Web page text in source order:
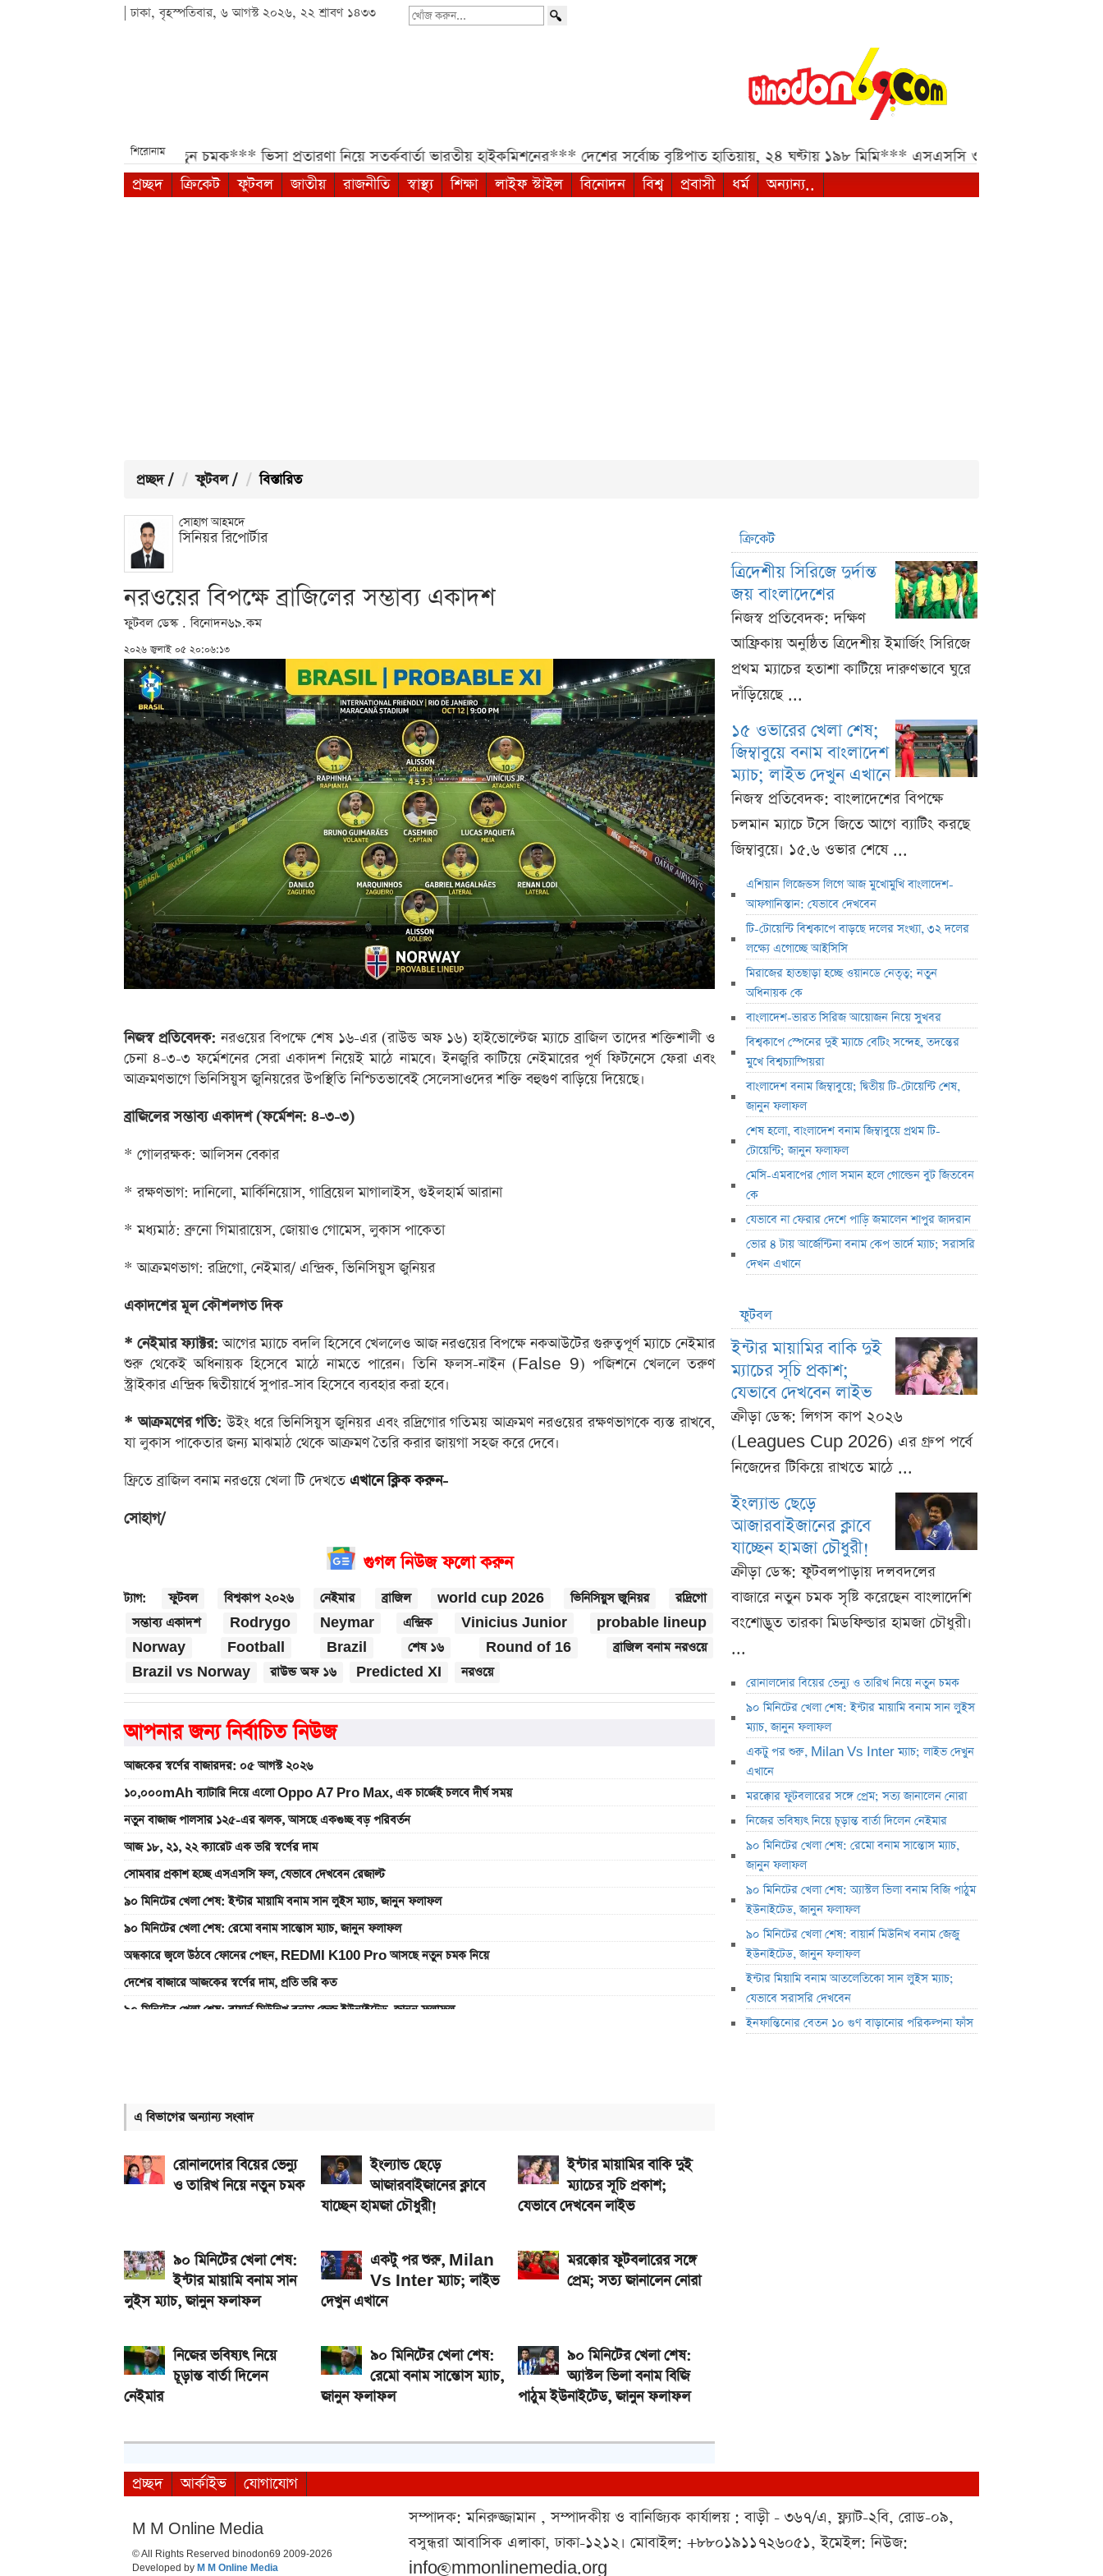
| ঢাকা, বৃহস্পতিবার, ৬ আগস্ট ২০২৬, ২২ শ্রাবণ ১৪৩৩
খোঁজ
শিরোনাম
ও তারিখ নিয়ে নতুন চমক*** ভিসা প্রতারণা নিয়ে সতর্কবার্তা ভারতীয় হাইকমিশনের*** দেশের সর্বোচ্চ বৃষ্টিপাত হাতিয়ায়, ২৪ ঘণ্টায় ১৯৮ মিমি*** এসএসসি ও সমমানের ফল কবে জানাল
প্রচ্ছদ
ক্রিকেট ফুটবল জাতীয় রাজনীতি স্বাস্থ্য শিক্ষা লাইফ স্টাইল বিনোদন বিশ্ব প্রবাসী ধর্ম অন্যান্য..
প্রচ্ছদ / ফুটবল / বিস্তারিত
সোহাগ আহমদে
সিনিয়র রিপোর্টার
নরওয়ের বিপক্ষে ব্রাজিলের সম্ভাব্য একাদশ
ফুটবল ডেস্ক . বিনোদন৬৯.কম
২০২৬ জুলাই ০৫ ২০:০৬:১৩
নিজস্ব প্রতিবেদক: নরওয়ের বিপক্ষে শেষ ১৬-এর (রাউন্ড অফ ১৬) হাইভোল্টেজ ম্যাচে ব্রাজিল তাদের শক্তিশালী ও
চেনা ৪-৩-৩ ফর্মেশনের সেরা একাদশ নিয়েই মাঠে নামবে। ইনজুরি কাটিয়ে নেইমারের পূর্ণ ফিটনেসে ফেরা এবং
আক্রমণভাগে ভিনিসিয়ুস জুনিয়রের উপস্থিতি নিশ্চিতভাবেই সেলেসাওদের শক্তি বহুগুণ বাড়িয়ে দিয়েছে।
ব্রাজিলের সম্ভাব্য একাদশ (ফর্মেশন: ৪-৩-৩)
* গোলরক্ষক: আলিসন বেকার
* রক্ষণভাগ: দানিলো, মার্কিনিয়োস, গাব্রিয়েল মাগালাইস, গুইলহার্ম আরানা
* মধ্যমাঠ: ব্রুনো গিমারায়েস, জোয়াও গোমেস, লুকাস পাকেতা
* আক্রমণভাগ: রদ্রিগো, নেইমার/ এন্দ্রিক, ভিনিসিয়ুস জুনিয়র
একাদশের মূল কৌশলগত দিক
* নেইমার ফ্যাক্টর: আগের ম্যাচে বদলি হিসেবে খেললেও আজ নরওয়ের বিপক্ষে নকআউটের গুরুত্বপূর্ণ ম্যাচে নেইমার
শুরু থেকেই অধিনায়ক হিসেবে মাঠে নামতে পারেন। তিনি ফলস-নাইন (False 9) পজিশনে খেললে তরুণ
স্ট্রাইকার এন্দ্রিক দ্বিতীয়ার্ধে সুপার-সাব হিসেবে ব্যবহার করা হবে।
* আক্রমণের গতি: উইং ধরে ভিনিসিয়ুস জুনিয়র এবং রদ্রিগোর গতিময় আক্রমণ নরওয়ের রক্ষণভাগকে ব্যস্ত রাখবে,
যা লুকাস পাকেতার জন্য মাঝমাঠ থেকে আক্রমণ তৈরি করার জায়গা সহজ করে দেবে।
ফ্রিতে ব্রাজিল বনাম নরওয়ে খেলা টি দেখতে এখানে ক্লিক করুন-
সোহাগ/
গুগল নিউজ ফলো করুন
ট্যাগ: ফুটবল বিশ্বকাপ ২০২৬ নেইমার ব্রাজিল world cup 2026 ভিনিসিয়ুস জুনিয়র
রদ্রিগো
সম্ভাব্য একাদশ
Rodrygo Neymar এন্দ্রিক Vinicius Junior
probable lineup
Norway
Football Brazil শেষ ১৬ Round of 16
ব্রাজিল বনাম নরওয়ে
Brazil vs Norway
রাউন্ড অফ ১৬ Predicted XI নরওয়ে
আপনার জন্য নির্বাচিত নিউজ
আজকের স্বর্ণের বাজারদর: ০৫ আগস্ট ২০২৬
১০,০০০mAh ব্যাটারি নিয়ে এলো Oppo A7 Pro Max, এক চার্জেই চলবে দীর্ঘ সময়
নতুন বাজাজ পালসার ১২৫-এর ঝলক, আসছে একগুচ্ছ বড় পরিবর্তন
আজ ১৮, ২১, ২২ ক্যারেট এক ভরি স্বর্ণের দাম
সোমবার প্রকাশ হচ্ছে এসএসসি ফল, যেভাবে দেখবেন রেজাল্ট
৯০ মিনিটের খেলা শেষ: ইন্টার মায়ামি বনাম সান লুইস ম্যাচ, জানুন ফলাফল
৯০ মিনিটের খেলা শেষ: রেমো বনাম সান্তোস ম্যাচ, জানুন ফলাফল
অন্ধকারে জ্বলে উঠবে ফোনের পেছন, REDMI K100 Pro আসছে নতুন চমক নিয়ে
দেশের বাজারে আজকের স্বর্ণের দাম, প্রতি ভরি কত
৯০ মিনিটের খেলা শেষ: বায়ার্ন মিউনিখ বনাম জেজু ইউনাইটেড, জানুন ফলাফল
একটু পর শুরু, চেলসি ও জুভেন্টাস ম্যাচ; লাইভ দেখুন এখানে
এ বিভাগের অন্যান্য সংবাদ
রোনালদোর বিয়ের ভেন্যু
ও তারিখ নিয়ে নতুন চমক
ইংল্যান্ড ছেড়ে
আজারবাইজানের ক্লাবে
যাচ্ছেন হামজা চৌধুরী!
ইন্টার মায়ামির বাকি দুই
ম্যাচের সূচি প্রকাশ;
যেভাবে দেখবেন লাইভ
৯০ মিনিটের খেলা শেষ:
ইন্টার মায়ামি বনাম সান
লুইস ম্যাচ, জানুন ফলাফল
একটু পর শুরু, Milan
Vs Inter ম্যাচ; লাইভ
দেখুন এখানে
মরক্কোর ফুটবলারের সঙ্গে
প্রেম; সত্য জানালেন নোরা
নিজের ভবিষ্যৎ নিয়ে
চূড়ান্ত বার্তা দিলেন
নেইমার
৯০ মিনিটের খেলা শেষ:
রেমো বনাম সান্তোস ম্যাচ,
জানুন ফলাফল
৯০ মিনিটের খেলা শেষ:
অ্যাস্টল ভিলা বনাম বিজি
পাঠুম ইউনাইটেড, জানুন ফলাফল
ক্রিকেট
ত্রিদেশীয় সিরিজে দুর্দান্ত
জয় বাংলাদেশের
নিজস্ব প্রতিবেদক: দক্ষিণ
আফ্রিকায় অনুষ্ঠিত ত্রিদেশীয় ইমার্জিং সিরিজে
প্রথম ম্যাচের হতাশা কাটিয়ে দারুণভাবে ঘুরে
দাঁড়িয়েছে ...
১৫ ওভারের খেলা শেষ;
জিম্বাবুয়ে বনাম বাংলাদেশ
ম্যাচ; লাইভ দেখুন এখানে
নিজস্ব প্রতিবেদক: বাংলাদেশের বিপক্ষে
চলমান ম্যাচে টসে জিতে আগে ব্যাটিং করছে
জিম্বাবুয়ে। ১৫.৬ ওভার শেষে ...
এশিয়ান লিজেন্ডস লিগে আজ মুখোমুখি বাংলাদেশ-
আফগানিস্তান: যেভাবে দেখবেন
টি-টোয়েন্টি বিশ্বকাপে বাড়ছে দলের সংখ্যা, ৩২ দলের
লক্ষ্যে এগোচ্ছে আইসিসি
মিরাজের হাতছাড়া হচ্ছে ওয়ানডে নেতৃত্ব; নতুন
অধিনায়ক কে
বাংলাদেশ-ভারত সিরিজ আয়োজন নিয়ে সুখবর
বিশ্বকাপে স্পেনের দুই ম্যাচে বেটিং সন্দেহ, তদন্তের
মুখে বিশ্বচ্যাম্পিয়রা
বাংলাদেশ বনাম জিম্বাবুয়ে; দ্বিতীয় টি-টোয়েন্টি শেষ,
জানুন ফলাফল
শেষ হলো, বাংলাদেশ বনাম জিম্বাবুয়ে প্রথম টি-
টোয়েন্টি; জানুন ফলাফল
মেসি-এমবাপের গোল সমান হলে গোল্ডেন বুট জিতবেন
কে
যেভাবে না ফেরার দেশে পাড়ি জমালেন শাপুর জাদরান
ভোর ৪ টায় আর্জেন্টিনা বনাম কেপ ভার্দে ম্যাচ; সরাসরি
দেখন এখানে
ফুটবল
ইন্টার মায়ামির বাকি দুই
ম্যাচের সূচি প্রকাশ;
যেভাবে দেখবেন লাইভ
ক্রীড়া ডেস্ক: লিগস কাপ ২০২৬
(Leagues Cup 2026) এর গ্রুপ পর্বে
নিজেদের টিকিয়ে রাখতে মাঠে ...
ইংল্যান্ড ছেড়ে
আজারবাইজানের ক্লাবে
যাচ্ছেন হামজা চৌধুরী!
ক্রীড়া ডেস্ক: ফুটবলপাড়ায় দলবদলের
বাজারে নতুন চমক সৃষ্টি করেছেন বাংলাদেশি
বংশোদ্ভূত তারকা মিডফিল্ডার হামজা চৌধুরী।
...
রোনালদোর বিয়ের ভেন্যু ও তারিখ নিয়ে নতুন চমক
৯০ মিনিটের খেলা শেষ: ইন্টার মায়ামি বনাম সান লুইস
ম্যাচ, জানুন ফলাফল
একটু পর শুরু, Milan Vs Inter ম্যাচ; লাইভ দেখুন
এখানে
মরক্কোর ফুটবলারের সঙ্গে প্রেম; সত্য জানালেন নোরা
নিজের ভবিষ্যৎ নিয়ে চূড়ান্ত বার্তা দিলেন নেইমার
৯০ মিনিটের খেলা শেষ: রেমো বনাম সান্তোস ম্যাচ,
জানুন ফলাফল
৯০ মিনিটের খেলা শেষ: অ্যাস্টল ভিলা বনাম বিজি পাঠুম
ইউনাইটেড, জানুন ফলাফল
৯০ মিনিটের খেলা শেষ: বায়ার্ন মিউনিখ বনাম জেজু
ইউনাইটেড, জানুন ফলাফল
ইন্টার মিয়ামি বনাম আতলেতিকো সান লুইস ম্যাচ;
যেভাবে সরাসরি দেখবেন
ইনফান্তিনোর বেতন ১০ গুণ বাড়ানোর পরিকল্পনা ফাঁস
প্রচ্ছদ আর্কাইভ যোগাযোগ
M M Online Media
© All Rights Reserved binodon69 2009-2026
Developed by M M Online Media
সম্পাদক: মনিরুজ্জামান , সম্পাদকীয় ও বানিজ্যিক কার্যালয় : বাড়ী - ৩৬৭/এ, ফ্ল্যাট-২বি, রোড-০৯,
বসুন্ধরা আবাসিক এলাকা, ঢাকা-১২১২। মোবাইল: +৮৮০১৯১১৭২৬০৫১, ইমেইল: নিউজ:
info@mmonlinemedia.org